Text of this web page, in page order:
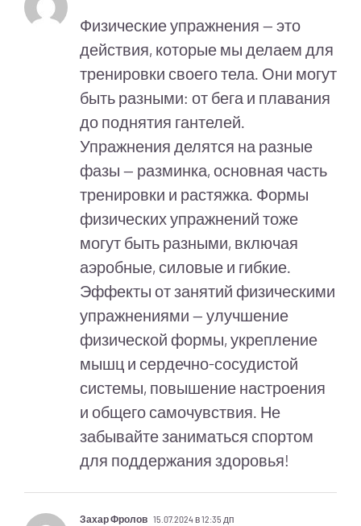
Физические упражнения — это
действия, которые мы делаем для
тренировки своего тела. Они могут
быть разными: от бега и плавания
до поднятия гантелей.
Упражнения делятся на разные
фазы — разминка, основная часть
тренировки и растяжка. Формы
физических упражнений тоже
могут быть разными, включая
аэробные, силовые и гибкие.
Эффекты от занятий физическими
упражнениями — улучшение
физической формы, укрепление
мышц и сердечно-сосудистой
системы, повышение настроения
и общего самочувствия. Не
забывайте заниматься спортом
для поддержания здоровья!
Захар Фролов 15.07.2024 в 12:35 дп